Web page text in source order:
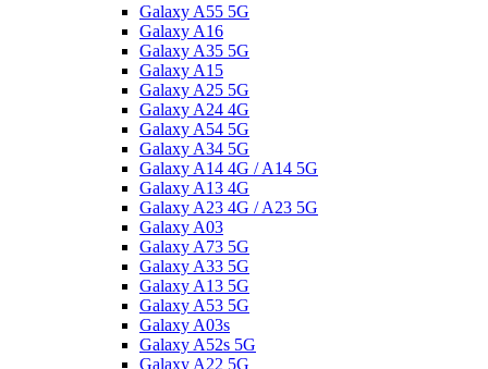
Galaxy A55 5G
Galaxy A16
Galaxy A35 5G
Galaxy A15
Galaxy A25 5G
Galaxy A24 4G
Galaxy A54 5G
Galaxy A34 5G
Galaxy A14 4G / A14 5G
Galaxy A13 4G
Galaxy A23 4G / A23 5G
Galaxy A03
Galaxy A73 5G
Galaxy A33 5G
Galaxy A13 5G
Galaxy A53 5G
Galaxy A03s
Galaxy A52s 5G
Galaxy A22 5G